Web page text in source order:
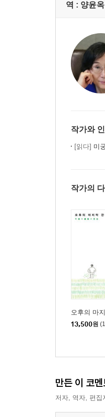
역 : 양윤옥
작가와
[읽다] 미
작가의
오후의 마
13,500원
만든 이 코
저자, 역자, 편집